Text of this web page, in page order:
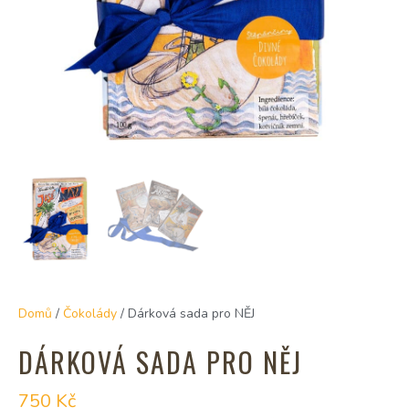
Domů / Čokolády / Dárková sada pro NĚJ
DÁRKOVÁ SADA PRO NĚJ
750 Kč